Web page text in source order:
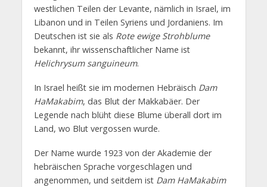
westlichen Teilen der Levante, nämlich in Israel, im
Libanon und in Teilen Syriens und Jordaniens. Im
Deutschen ist sie als Rote ewige Strohblume
bekannt, ihr wissenschaftlicher Name ist
Helichrysum sanguineum.
In Israel heißt sie im modernen Hebräisch Dam
HaMakabim, das Blut der Makkabäer. Der
Legende nach blüht diese Blume überall dort im
Land, wo Blut vergossen wurde.
Der Name wurde 1923 von der Akademie der
hebräischen Sprache vorgeschlagen und
angenommen, und seitdem ist Dam HaMakabim